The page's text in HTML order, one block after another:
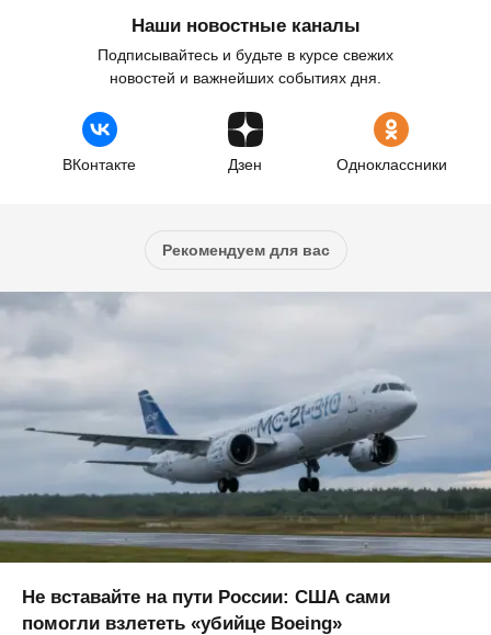
Наши новостные каналы
Подписывайтесь и будьте в курсе свежих
новостей и важнейших событиях дня.
ВКонтакте Дзен Одноклассники
Рекомендуем для вас
Не вставайте на пути России: США сами
помогли взлететь «убийце Boeing»